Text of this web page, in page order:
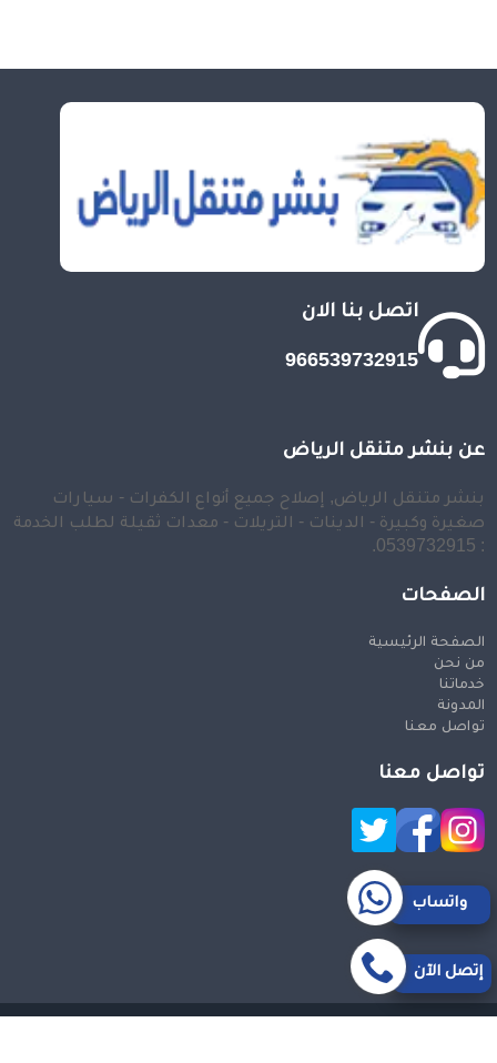
اتصل بنا الان
966539732915
عن بنشر متنقل الرياض
بنشر متنقل الرياض, إصلاح جميع أنواع الكفرات - سيارات
صغيرة وكبيرة - الدينات - التريلات - معدات ثقيلة لطلب الخدمة
: 0539732915.
الصفحات
الصفحة الرئيسية
من نحن
خدماتنا
المدونة
تواصل معنا
تواصل معنا
إتصل الآن
واتساب